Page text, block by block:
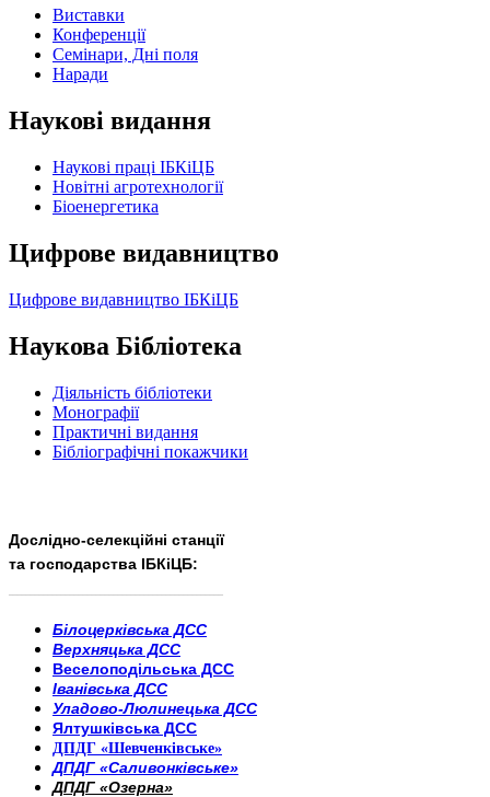
Виставки
Конференції
Семінари, Дні поля
Наради
Наукові видання
Наукові праці ІБКіЦБ
Новітні агротехнології
Бiоенергетика
Цифрове видавництво
Цифрове видавництво ІБКіЦБ
Наукова Бібліотека
Діяльність бібліотеки
Монографії
Практичні видання
Бібліографічні покажчики
Дослідно-селекційні станції
та господарства ІБКіЦБ:
Білоцерківська ДСС
Верхняцька ДСС
Веселоподільська ДСС
Іванівська ДСС
Уладово-Люлинецька ДСС
Ялтушківська ДСС
ДПДГ «Шевченківське»
ДПДГ «Саливонківське»
ДПДГ «Озерна»